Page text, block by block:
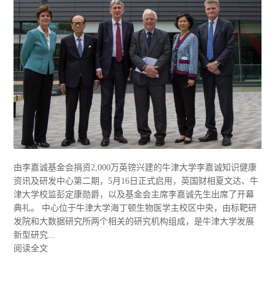
由李嘉诚基金会捐资2,000万英镑兴建的牛津大学李嘉诚知识健康
资讯及研发中心第二期，5月16日正式启用，英国财相夏文达、牛
津大学校监彭定康勋爵，以及基金会主席李嘉诚先生出席了开幕
典礼。 中心位于牛津大学海丁顿生物医学主校区中央，由标靶研
发院和大数据研究所两个相关的研究机构组成，是牛津大学发展
新型研究...
阅读全文